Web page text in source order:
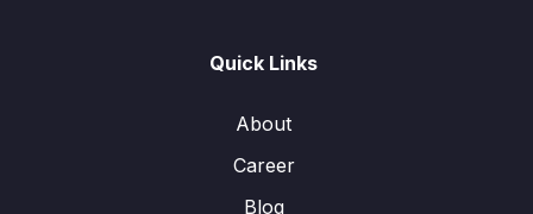
Quick Links
About
Career
Blog